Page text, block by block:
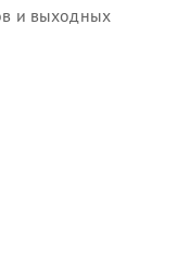
и выходных